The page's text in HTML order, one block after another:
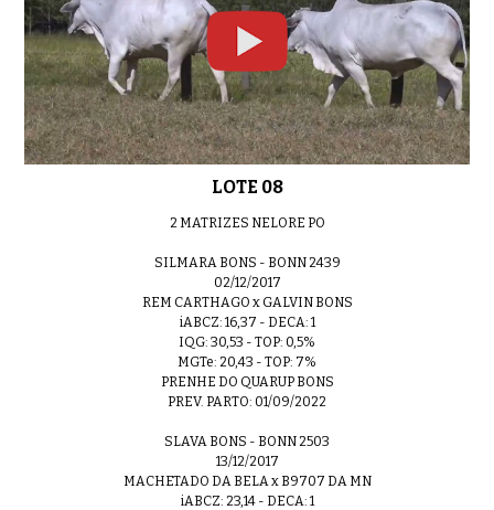
LOTE 08
2 MATRIZES NELORE PO
SILMARA BONS - BONN 2439
02/12/2017
REM CARTHAGO x GALVIN BONS
iABCZ: 16,37 - DECA: 1
IQG: 30,53 - TOP: 0,5%
MGTe: 20,43 - TOP: 7%
PRENHE DO QUARUP BONS
PREV. PARTO: 01/09/2022
SLAVA BONS - BONN 2503
13/12/2017
MACHETADO DA BELA x B9707 DA MN
iABCZ: 23,14 - DECA: 1